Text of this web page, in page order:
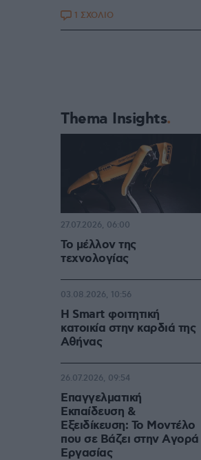
1 ΣΧΟΛΙΟ
Thema Insights
Το μέλλον της
τεχνολογίας
27.07.2026, 06:00
Η Smart φοιτητική
κατοικία στην καρδιά της
Αθήνας
03.08.2026, 10:56
Επαγγελματική
Εκπαίδευση &
Εξειδίκευση: Το Mοντέλο
που σε Bάζει στην Aγορά
Eργασίας
26.07.2026, 09:54